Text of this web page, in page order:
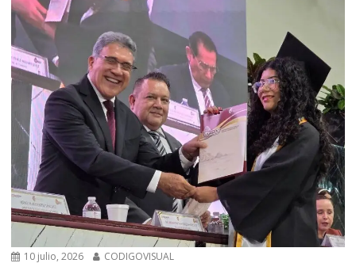
10 julio, 2026 CODIGOVISUAL